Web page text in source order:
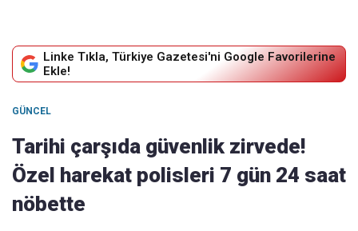
Linke Tıkla, Türkiye Gazetesi'ni Google Favorilerine
Ekle!
GÜNCEL
Tarihi çarşıda güvenlik zirvede!
Özel harekat polisleri 7 gün 24 saat
nöbette